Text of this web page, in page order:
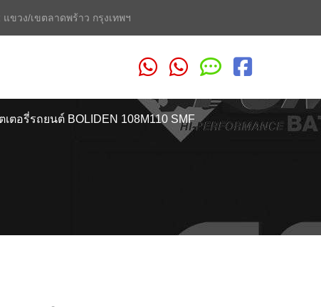
ขวง/เขตลาดพร้าว กรุงเทพฯ
เตอรี่รถยนต์ BOLIDEN 108M110 SMF